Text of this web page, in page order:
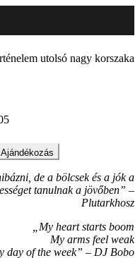
utolsó nagy korszaka
Ajándékozás
de a bölcsek és a jók a
tanulnak a jövőben” –
Plutarkhosz
„My heart starts boom
My arms feel weak
day of the week” – DJ Bobo